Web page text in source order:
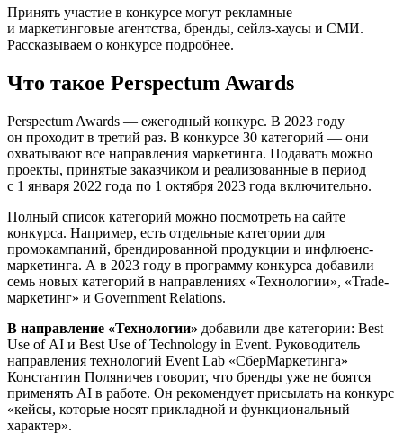
Принять участие в конкурсе могут рекламные
и маркетинговые агентства, бренды, сейлз-хаусы и СМИ.
Рассказываем о конкурсе подробнее.
Что такое Perspectum Awards
Perspectum Awards — ежегодный конкурс. В 2023 году
он проходит в третий раз. В конкурсе 30 категорий — они
охватывают все направления маркетинга. Подавать можно
проекты, принятые заказчиком и реализованные в период
с 1 января 2022 года по 1 октября 2023 года включительно.
Полный список категорий можно посмотреть на сайте
конкурса. Например, есть отдельные категории для
промокампаний, брендированной продукции и инфлюенс-
маркетинга. А в 2023 году в программу конкурса добавили
семь новых категорий в направлениях «Технологии», «Trade-
маркетинг» и Government Relations.
В направление «Технологии» добавили две категории: Best
Use of AI и Best Use of Technology in Event. Руководитель
направления технологий Event Lab «СберМаркетинга»
Константин Поляничев говорит, что бренды уже не боятся
применять AI в работе. Он рекомендует присылать на конкурс
«кейсы, которые носят прикладной и функциональный
характер».